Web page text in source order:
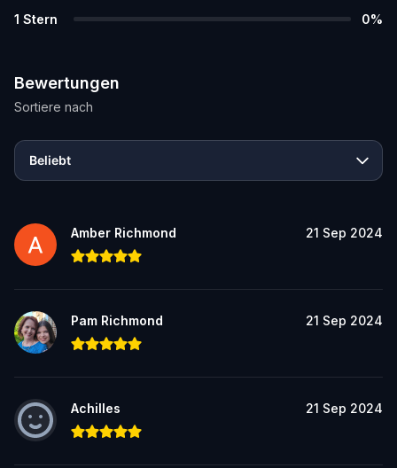
1 Stern 0%
Bewertungen
Sortiere nach
Beliebt
Amber Richmond 21 Sep 2024
Pam Richmond 21 Sep 2024
Achilles 21 Sep 2024